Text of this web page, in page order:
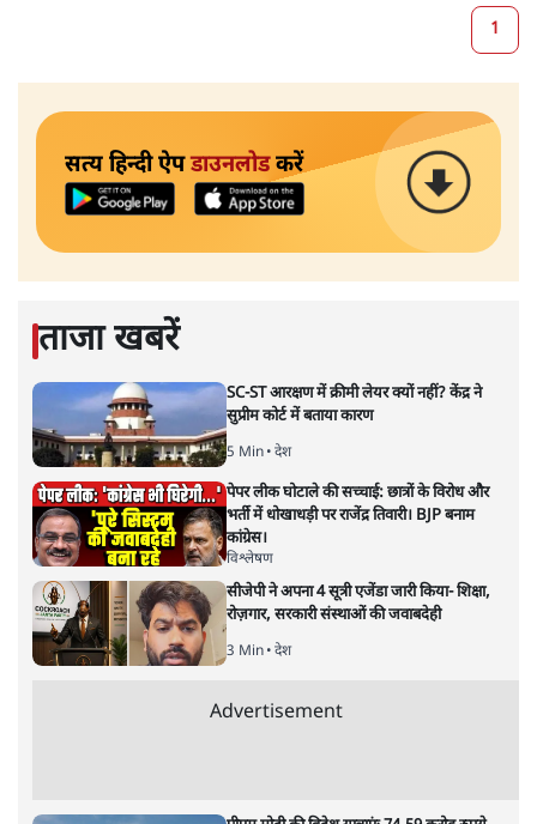
1
सत्य हिन्दी ऐपडाउनलोडकरें
ताजा खबरें
SC-ST आरक्षण में क्रीमी लेयर क्यों नहीं? केंद्र ने
सुप्रीम कोर्ट में बताया कारण
5 Min• देश
पेपर लीक घोटाले की सच्चाई: छात्रों के विरोध और
भर्ती में धोखाधड़ी पर राजेंद्र तिवारी। BJP बनाम
कांग्रेस।
विश्लेषण
सीजेपी ने अपना 4 सूत्री एजेंडा जारी किया- शिक्षा,
रोज़गार, सरकारी संस्थाओं की जवाबदेही
3 Min• देश
Advertisement